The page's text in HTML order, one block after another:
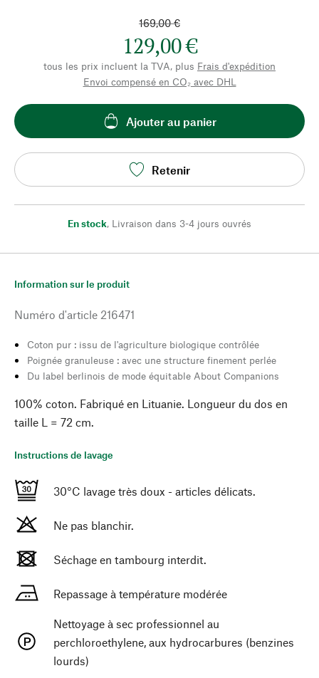
169,00 €
129,00 €
tous les prix incluent la TVA, plus Frais d'expédition
Envoi compensé en CO₂ avec DHL
Ajouter au panier
Retenir
En stock, Livraison dans 3-4 jours ouvrés
Information sur le produit
Numéro d'article 216471
Coton pur : issu de l'agriculture biologique contrôlée
Poignée granuleuse : avec une structure finement perlée
Du label berlinois de mode équitable About Companions
100% coton. Fabriqué en Lituanie. Longueur du dos en
taille L = 72 cm.
Instructions de lavage
30°C lavage très doux - articles délicats.
Ne pas blanchir.
Séchage en tambourg interdit.
Repassage à température modérée
Nettoyage à sec professionnel au
perchloroethylene, aux hydrocarbures (benzines
lourds)